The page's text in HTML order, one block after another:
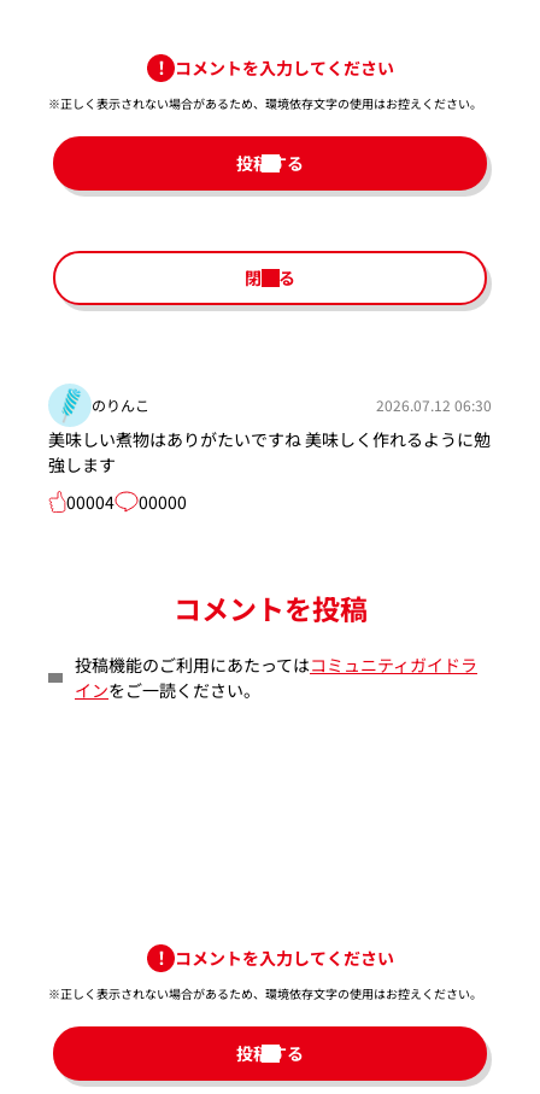
コメントを入力してください
※正しく表示されない場合があるため、環境依存文字の使用はお控えください。​
投稿する
閉じる
のりんこ 2026.07.12 06:30
美味しい煮物はありがたいですね 美味しく作れるように勉
強します
00004
00000
コメントを投稿
投稿機能のご利用にあたってはコミュニティガイドラ
インをご一読ください。
コメントを入力してください
※正しく表示されない場合があるため、環境依存文字の使用はお控えください。​
投稿する